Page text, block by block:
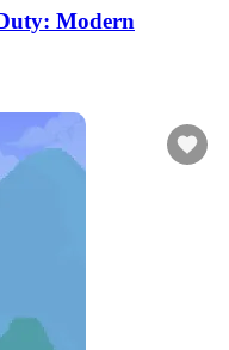
Modern